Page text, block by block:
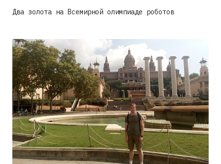
Два золота на Всемирной олимпиаде роботов